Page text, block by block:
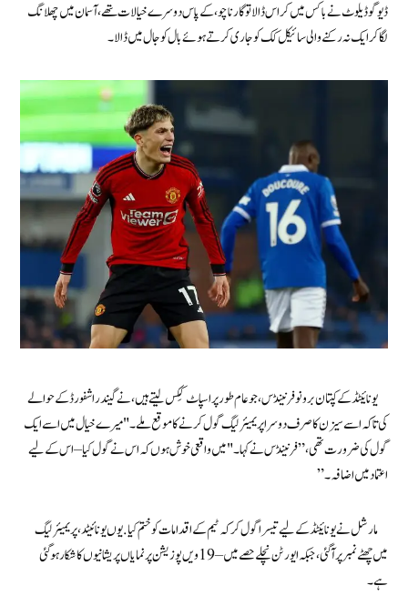
ڈیوگو ڈیلوٹ نے باکس میں کراس ڈالا تو گارناچو، کے پاس دوسرے خیالات تھے، آسمان میں چھلانگ
لگا کر ایک نہ رکنے والی سائیکل کک کو جاری کرتے ہوئے بال کو جال میں ڈالا۔
یونائیٹڈ کے کپتان برونو فرنینڈس، جو عام طور پر اسپاٹ کِکس لیتے ہیں، نے گیند راشفورڈ کے حوالے
کی تاکہ اسے سیزن کا صرف دوسرا پریمیئر لیگ گول کرنے کا موقع ملے۔ "میرے خیال میں اسے ایک
گول کی ضرورت تھی،” فرنینڈس نے کہا۔ "میں واقعی خوش ہوں کہ اس نے گول کیا – اس کے لیے
اعتماد میں اضافہ۔”
مارشل نے یونائیٹڈ کے لیےتیسرا گول کر کہ ٹیم کے اقدامات کو ختم کیا.یوں یونائیٹد، پریمیئر لیگ
میں چھٹے نمبر پر آگئی، جبکہ ایورٹن نچلے حصے میں – 19 ویں پوزیشن پر نمایاں پریشانیوں کا شکار ہو گئی
ہے۔